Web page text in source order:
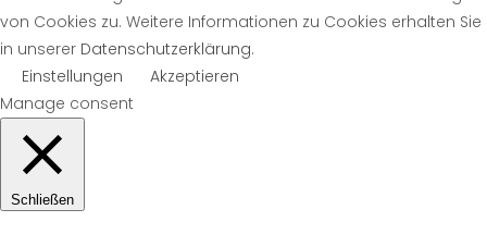
von Cookies zu. Weitere Informationen zu Cookies erhalten Sie
in unserer Datenschutzerklärung.
Einstellungen
Akzeptieren
Manage consent
Schließen